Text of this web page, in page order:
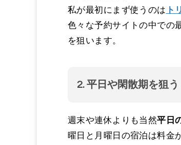
私が最初にまず使うのは ト
色々な予約サイトの中での
を狙います。
2. 平日や閑散期を狙う
週末や連休よりも当然平日
曜日と月曜日の宿泊は料金